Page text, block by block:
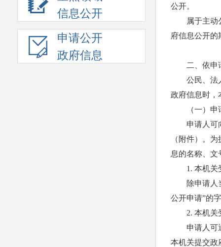
信息公开
申请公开
政府信息
公开。
属于主动
府信息公开
二、依申
公民、法
政府信息时，
（一）
申请人可
（附件）。
息的名称、文
1. 本机
除申请人
公开申请”的
2. 本机
申请人可
本机关提交政